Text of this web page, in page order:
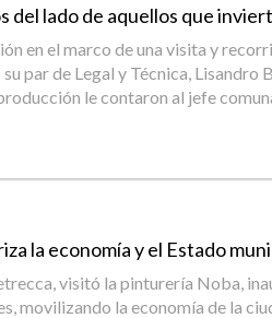
del lado de aquellos que
en el marco de una visita y
par de Legal y Técnica,
le contaron al jefe
la economía y el Estado
visitó la pinturería Noba,
movilizando la economía de la